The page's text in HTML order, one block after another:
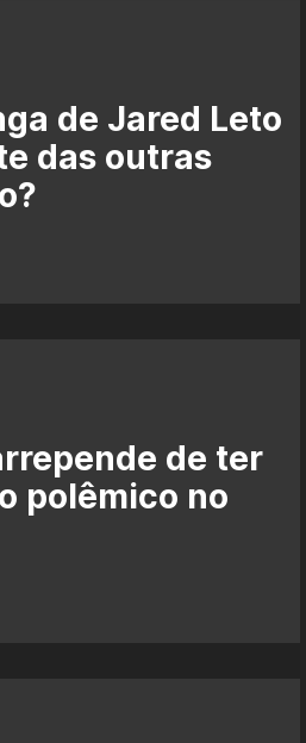
de Jared Leto
das outras
de ter
polêmico no